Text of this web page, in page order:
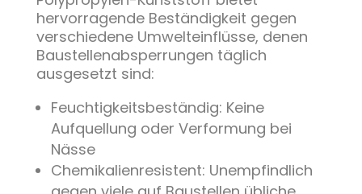
hervorragende Beständigkeit gegen
verschiedene Umwelteinflüsse, denen
Baustellenabsperrungen täglich
ausgesetzt sind:
Feuchtigkeitsbeständig: Keine
Aufquellung oder Verformung bei
Nässe
Chemikalienresistent: Unempfindlich